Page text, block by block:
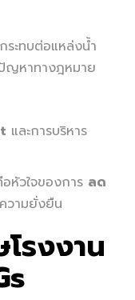
ระทบต่อแหล่งน้ำ
ญหาทางฎหมาย
และการบริหาร
หัวใจของการ ลด
วามยั่งยืน
รงงาน